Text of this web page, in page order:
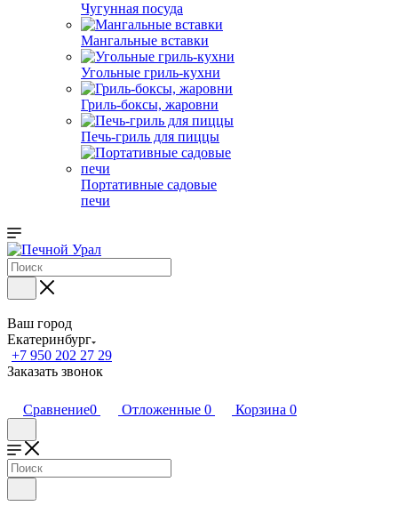
Чугунная посуда
Мангальные вставки
Угольные гриль-кухни
Гриль-боксы, жаровни
Печь-гриль для пиццы
Портативные садовые
печи
Ваш город
Екатеринбург
+7 950 202 27 29
Заказать звонок
Сравнение0 Отложенные 0 Корзина 0